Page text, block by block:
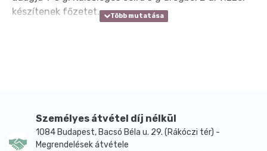
készítenek főzetet.
Személyes átvétel díj nélkül
1084 Budapest, Bacsó Béla u. 29. (Rákóczi tér) -
Megrendelések átvétele